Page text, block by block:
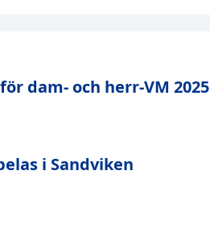
dam- och herr-VM 2025
i Sandviken